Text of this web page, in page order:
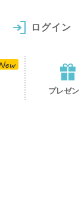
ログイン
プレゼン